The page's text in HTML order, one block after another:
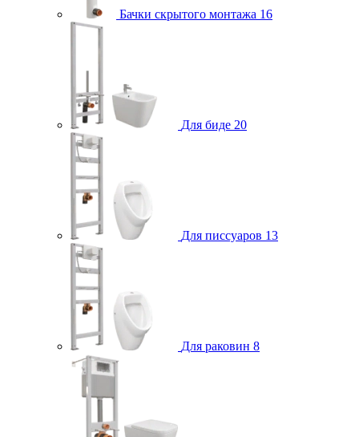
Бачки скрытого монтажа 16
Для биде 20
Для писсуаров 13
Для раковин 8